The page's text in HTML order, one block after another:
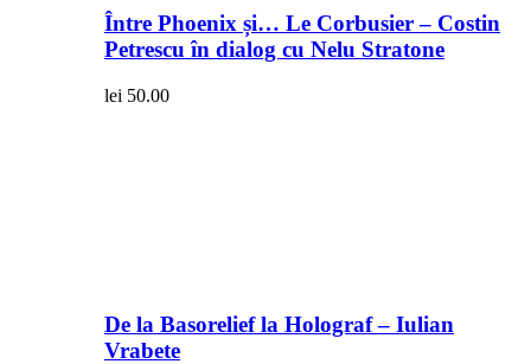
Între Phoenix și… Le Corbusier – Costin
Petrescu în dialog cu Nelu Stratone
lei 50.00
De la Basorelief la Holograf – Iulian
Vrabete